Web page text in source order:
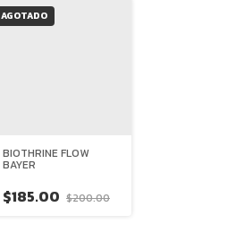
AGOTADO
BIOTHRINE FLOW
BAYER
$185.00 $200.00